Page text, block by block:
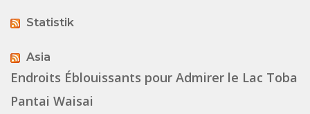
Statistik
Asia
Endroits Éblouissants pour Admirer le Lac Toba
Pantai Waisai